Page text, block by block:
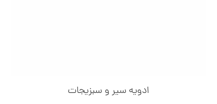
ادویه سیر و سبزیجات